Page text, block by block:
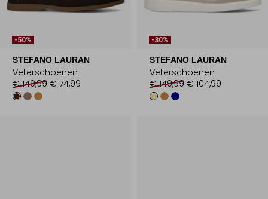
-50%
STEFANO LAURAN
Veterschoenen
€ 149,99 € 74,99
-30%
STEFANO LAURAN
Veterschoenen
€ 149,99 € 104,99